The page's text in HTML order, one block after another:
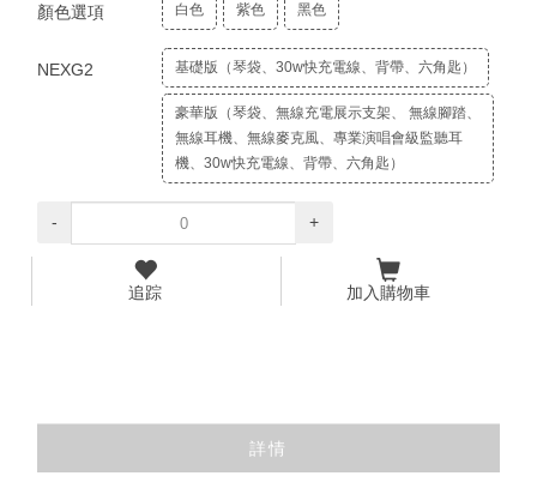
顏色選項 白色 紫色 黑色
NEXG2 基礎版（琴袋、30w快充電線、背帶、六角匙）
豪華版（琴袋、無線充電展示支架、 無線腳踏、
無線耳機、無線麥克風、專業演唱會級監聽耳
機、30w快充電線、背帶、六角匙）
- +
追踪 加入購物車
詳情